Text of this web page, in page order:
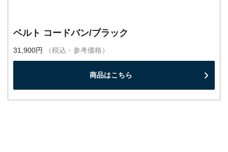
ベルト コードバン/ブラック
31,900円 （税込・参考価格）
商品はこちら